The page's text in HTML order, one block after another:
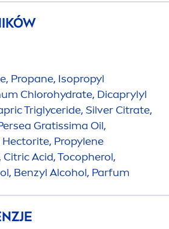
Propane, Isopropyl
Chlorohydrate, Dicaprylyl
Triglyceride, Silver Citrate,
Gratissima Oil,
Propylene
, Citric Acid, Tocopherol,
Benzyl Alcohol, Parfum